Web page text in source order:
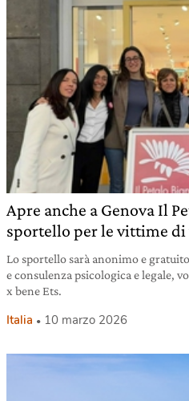
Apre anche a Genova Il
sportello per le vittime di
Lo sportello sarà anonimo e
e consulenza psicologica e legale,
x bene Ets.
Italia 10 marzo 2026